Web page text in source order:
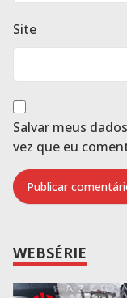
Site
Salvar meus
vez que eu
WEBSÉRIE